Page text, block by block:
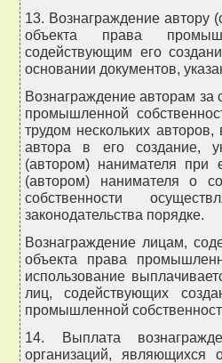
13. Вознаграждение автору
объекта права
содействующим его
основании документов,
Вознаграждение авторам за
промышленной
трудом нескольких
автора в его создание,
(автором) нанимателя при
(автором) нанимателя о
собственности
законодательства порядке.
Вознаграждение лицам,
объекта права
использование
лиц, содействующих
промышленной
14. Выплата
организаций, являющихся